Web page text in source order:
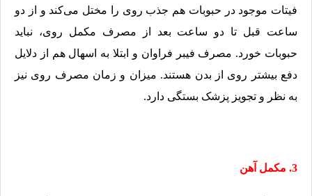
فیتات موجود در حبوبات هم جذب روی را مختل می‌کند و از دو
ساعت قبل تا دو ساعت بعد از مصرف مکمل روی، نباید
حبوبات خورد. مصرف فیبر فراوان و ابتلا به اسهال هم از دلایل
دفع بیشتر روی از بدن هستند. میزان و زمان مصرف روی نیز
به نظر و تجویز پزشک بستگی دارد.
3. مکمل آهن